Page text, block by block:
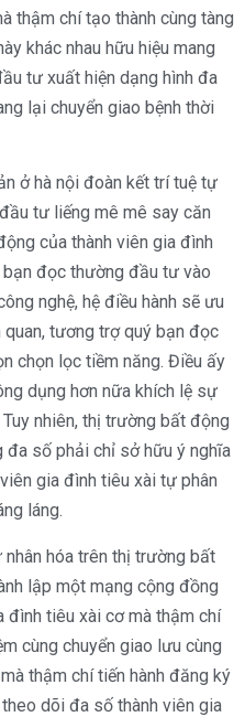
thậm chí tạo thành cùng tàng
khác nhau hữu hiệu mang
tư xuất hiện dạng hình đa
lại chuyển giao bệnh thời
ở hà nội đoàn kết trí tuệ tự
tư liếng mê mê say căn
của thành viên gia đình
đọc thường đầu tư vào
nghệ, hệ điều hành sẽ ưu
tương trợ quý bạn đọc
chọn lọc tiềm năng. Điều ấy
dụng hơn nữa khích lệ sự
nhiên, thị trường bất động
đa số phải chỉ sở hữu ý nghĩa
gia đình tiêu xài tự phân
láng.
nhân hóa trên thị trường bất
lập một mạng cộng đồng
đình tiêu xài cơ mà thậm chí
cùng chuyển giao lưu cùng
thậm chí tiến hành đăng ký
dõi đa số thành viên gia